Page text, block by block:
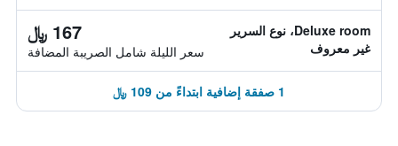
Deluxe room، نوع السرير
غير معروف
167 ﷼
سعر الليلة شامل الصريبة المضافة
1 صفقة إضافية ابتداءً من 109 ﷼